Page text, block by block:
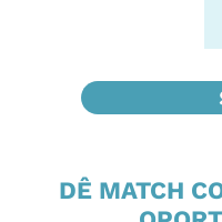
DÊ MATCH